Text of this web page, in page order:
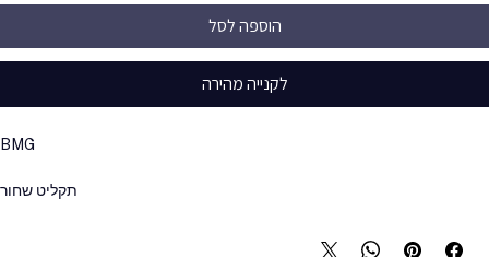
הוספה לסל
לקנייה מהירה
BMG
תקליט שחור